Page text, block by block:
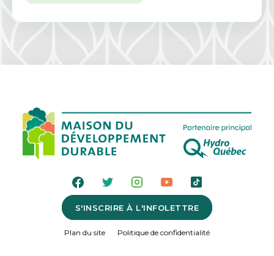
S'INSCRIRE À L'INFOLETTRE
Plan du site Politique de confidentialité